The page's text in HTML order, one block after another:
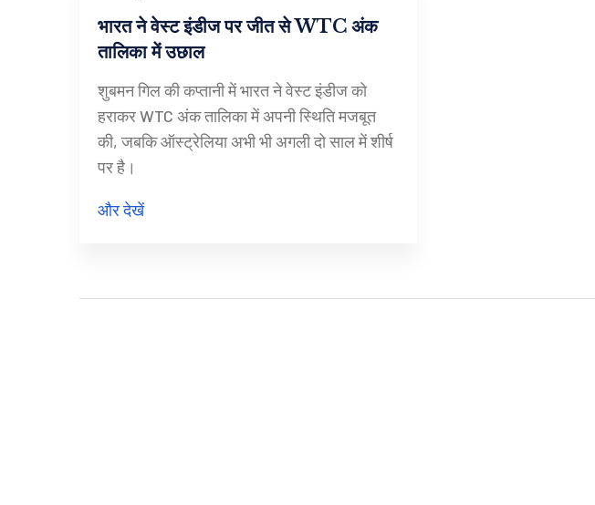
भारत ने वेस्ट इंडीज पर जीत से WTC अंक
तालिका में उछाल
शुबमन गिल की कप्तानी में भारत ने वेस्ट इंडीज को
हराकर WTC अंक तालिका में अपनी स्थिति मजबूत
की, जबकि ऑस्ट्रेलिया अभी भी अगली दो साल में शीर्ष
पर है।
और देखें